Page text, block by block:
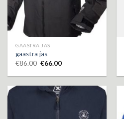
GAASTRA JAS
gaastra jas
€86.00 €66.00